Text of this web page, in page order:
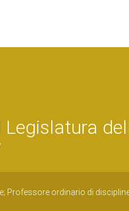
Legislatura
Professore ordinario di